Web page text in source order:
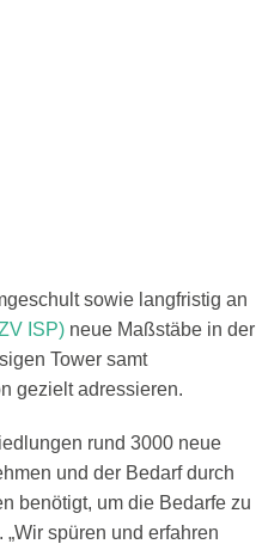
sowie langfristig an
ISP)neue Maßstäbe in der
Tower samt
gezielt adressieren.
rund 3000 neue
und der Bedarf durch
benötigt, um die Bedarfe zu
spüren und erfahren